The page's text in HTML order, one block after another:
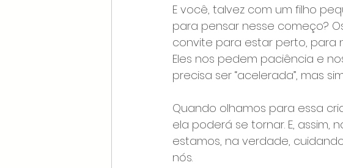
E você, talvez com um filho
para pensar nesse começo?
convite para estar perto, para
Eles nos pedem paciência e
precisa ser “acelerada”, mas
Quando olhamos para essa
ela poderá se tornar. E,
estamos, na verdade,
nós.